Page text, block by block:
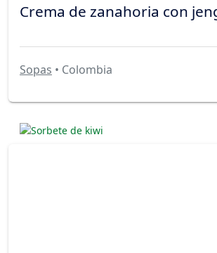
Crema de zanahoria con
Sopas • Colombia